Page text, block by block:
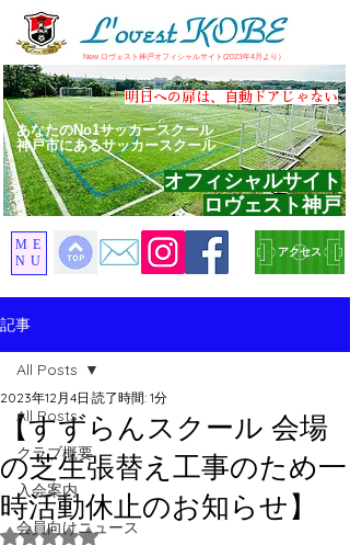
​New ロヴェスト神戸オフィシャルサイト(2023年4月より）
​明日への扉は、自動ドアじゃない
あなたのNo1サッカースクール
神戸市にあるサッカースクール
アクセス
オフィシャルサイト
ロヴェスト神戸
ME
NU
記事
All Posts
クラブ概要
入会案内
会員向けニュース
All Posts
【すずらんスクール 会場
の芝生張替え工事のため一
時活動休止のお知らせ】
2023年12月4日 読了時間: 1分
5つ星のうちNaNと評価されています。